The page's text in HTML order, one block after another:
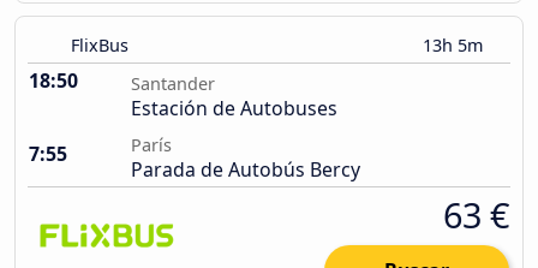
FlixBus 13h 5m
18:50 Santander
Estación de Autobuses
7:55
París
Parada de Autobús Bercy
63 €